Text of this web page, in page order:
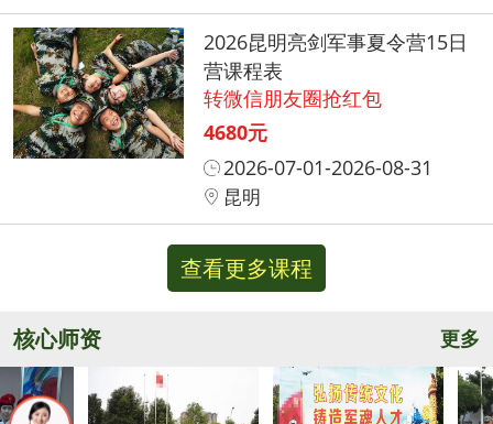
2026昆明亮剑军事夏令营15日
营课程表
转微信朋友圈抢红包
4680元
2026-07-01-2026-08-31
昆明
查看更多课程
核心师资 更多